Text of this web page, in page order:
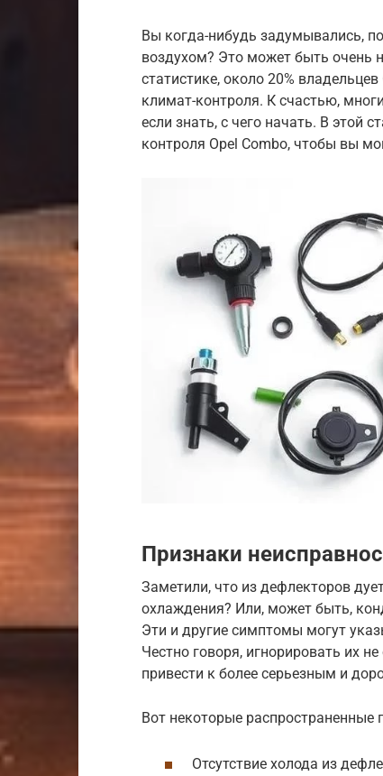
Вы когда-нибудь задумывались,
воздухом? Это может быть очень
статистике, около 20%
климат-контроля. К счастью,
если знать, с чего начать. В этой
контроля Opel Combo, чтобы вы
Признаки
Заметили, что из дефлекторов
охлаждения? Или, может быть,
Эти и другие симптомы могут
Честно говоря, игнорировать их
привести к более серьезным и
Вот некоторые распространенные
Отсутствие холода из